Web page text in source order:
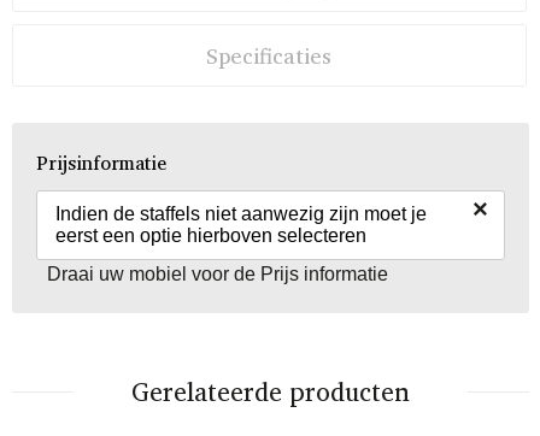
Specificaties
Prijsinformatie
Indien de staffels niet aanwezig zijn moet je
eerst een optie hierboven selecteren
×
Draai uw mobiel voor de Prijs informatie
Gerelateerde producten